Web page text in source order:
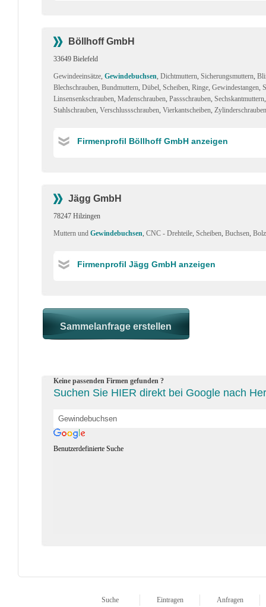
Böllhoff GmbH
33649 Bielefeld
Gewindeeinsätze, Gewindebuchsen, Dichtmuttern, Sicherungsmuttern,
Blechschrauben, Bundmuttern, Dübel, Scheiben, Ringe, Gewindestangen,
Linsensenkschrauben, Madenschrauben, Passschrauben, Sechskantmuttern
Stahlschrauben, Verschlussschrauben, Vierkantscheiben, Zylinderschrauben
Firmenprofil Böllhoff GmbH anzeigen
Jägg GmbH
78247 Hilzingen
Muttern und Gewindebuchsen, CNC - Drehteile, Scheiben, Buchsen,
Firmenprofil Jägg GmbH anzeigen
Keine passenden Firmen gefunden ?
Suchen Sie HIER direkt bei Google nach
Benutzerdefinierte Suche
Suche Eintragen Anfragen